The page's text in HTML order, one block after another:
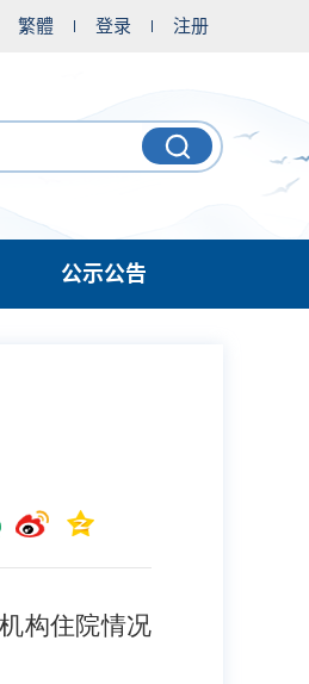
繁體 登录 注册
公示公告
构住院情况